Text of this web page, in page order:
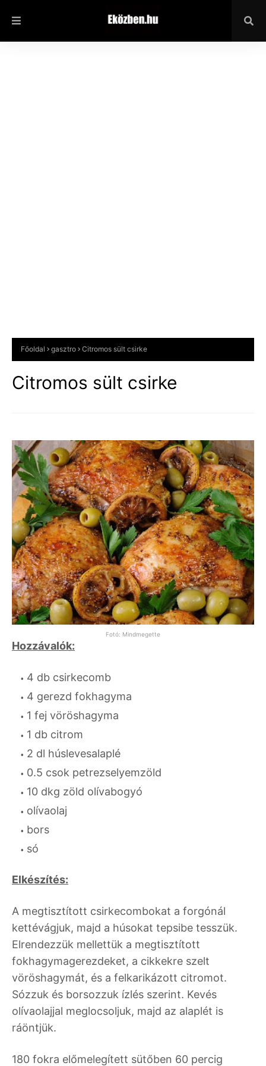
Főoldal gasztro Citromos sült csirke
Citromos sült csirke
Fotó: Mindmegette
Hozzávalók:
4 db csirkecomb
4 gerezd fokhagyma
1 fej vöröshagyma
1 db citrom
2 dl húslevesalaplé
0.5 csok petrezselyemzöld
10 dkg zöld olívabogyó
olívaolaj
bors
só
Elkészítés:
A megtisztított csirkecombokat a forgónál
kettévágjuk, majd a húsokat tepsibe tesszük.
Elrendezzük mellettük a megtisztított
fokhagymagerezdeket, a cikkekre szelt
vöröshagymát, és a felkarikázott citromot.
Sózzuk és borsozzuk ízlés szerint. Kevés
olívaolajjal meglocsoljuk, majd az alaplét is
ráöntjük.
180 fokra előmelegített sütőben 60 percig